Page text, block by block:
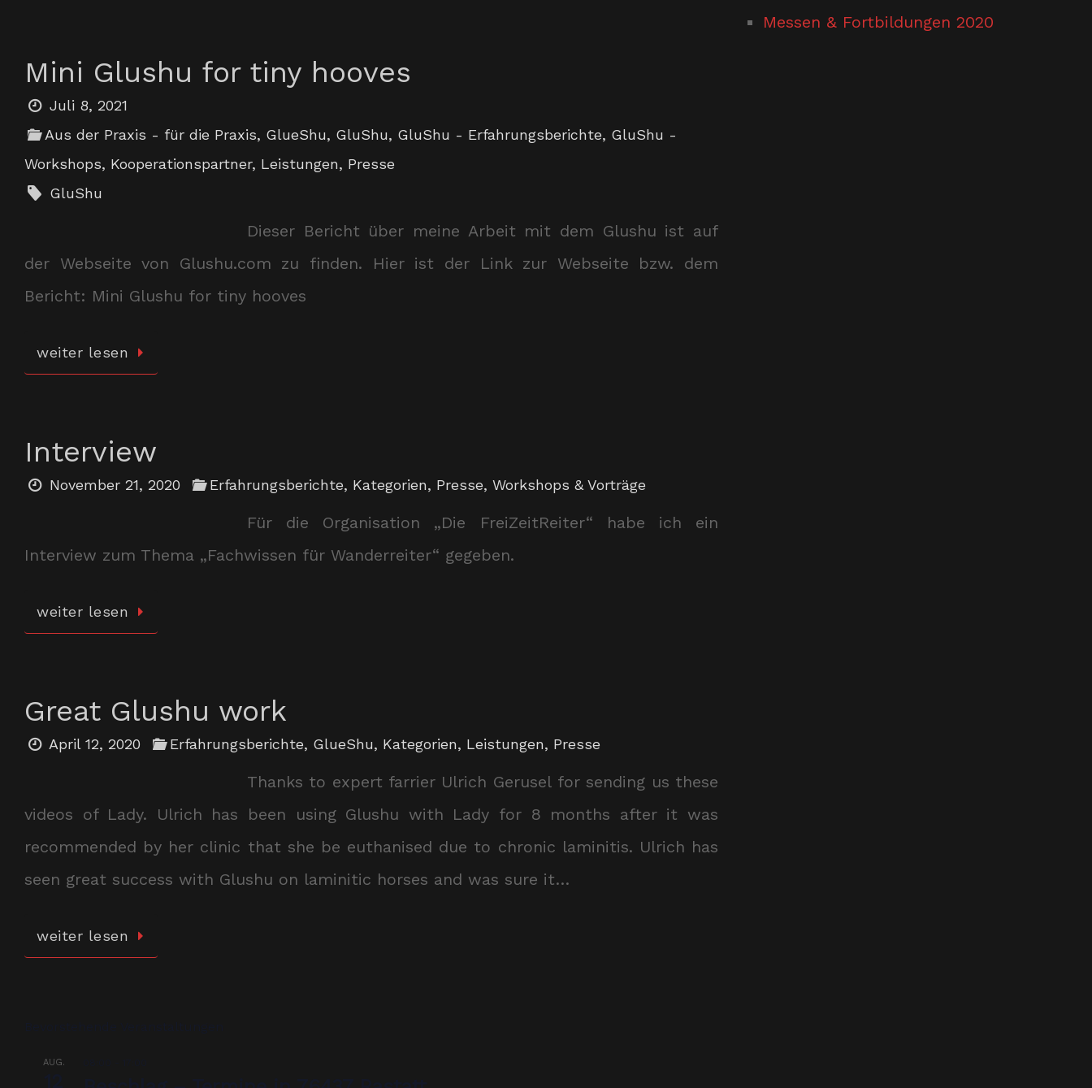
Mini Glushu for tiny hooves
Juli 8, 2021
Aus der Praxis - für die Praxis, GlueShu, GluShu, GluShu - Erfahrungsberichte, GluShu -
Workshops, Kooperationspartner, Leistungen, Presse
GluShu
Dieser Bericht über meine Arbeit mit dem Glushu ist auf
der Webseite von Glushu.com zu finden. Hier ist der Link zur Webseite bzw. dem
Bericht: Mini Glushu for tiny hooves
weiter lesen
Interview
November 21, 2020 Erfahrungsberichte, Kategorien, Presse,Workshops & Vorträge
Für die Organisation „Die FreiZeitReiter“ habe ich ein
Interview zum Thema „Fachwissen für Wanderreiter“ gegeben.
weiter lesen
Great Glushu work
April 12, 2020 Erfahrungsberichte, GlueShu, Kategorien, Leistungen, Presse
Thanks to expert farrier Ulrich Gerusel for sending us these
videos of Lady. Ulrich has been using Glushu with Lady for 8 months after it was
recommended by her clinic that she be euthanised due to chronic laminitis. Ulrich has
seen great success with Glushu on laminitic horses and was sure it…
weiter lesen
AUG.
Messen & Fortbildungen 2020